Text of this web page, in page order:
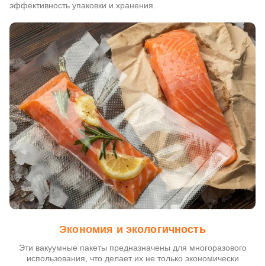
эффективность упаковки и хранения.
Экономия и экологичность
Эти вакуумные пакеты предназначены для многоразового
использования, что делает их не только экономически